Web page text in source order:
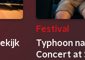
Festival
Typhoon
Concert at